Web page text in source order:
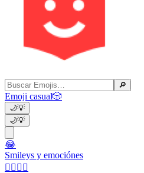
🔎
Emoji casual🎲
🌙💡
🌙💡
😂
Smileys y emociónes
👩‍❤️‍💋‍👨